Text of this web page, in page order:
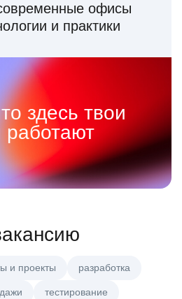
офисы
и практики
здесь твои
работают
и проекты разработка
тестирование